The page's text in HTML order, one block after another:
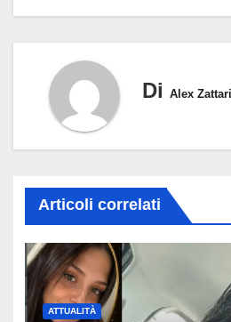
Di Alex
Articoli correlati
ATTUALITÀ